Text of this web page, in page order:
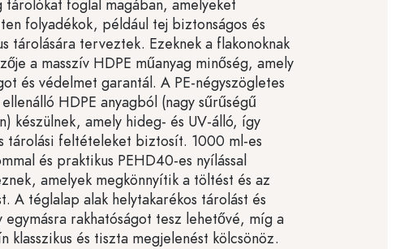
tárolókat foglal magában, amelyeket
folyadékok, például tej biztonságos és
tárolására terveztek. Ezeknek a flakonoknak
a masszív HDPE műanyag minőség, amely
és védelmet garantál. A PE-négyszögletes
HDPE anyagból (nagy sűrűségű
készülnek, amely hideg- és UV-álló, így
tárolási feltételeket biztosít. 1000 ml-es
és praktikus PEHD40-es nyílással
amelyek megkönnyítik a töltést és az
A téglalap alak helytakarékos tárolást és
egymásra rakhatóságot tesz lehetővé, míg a
klasszikus és tiszta megjelenést kölcsönöz.